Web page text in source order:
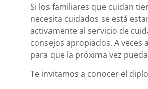
Si los familiares que cuidan
necesita cuidados se está
activamente al servicio de
consejos apropiados. A
para que la próxima vez
Te invitamos a conocer el